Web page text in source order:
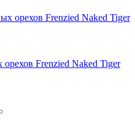
Frenzied Naked Tiger